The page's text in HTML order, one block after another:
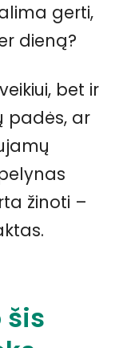
gerti,
dieną?
bet ir
padės, ar
žinoti –
šis